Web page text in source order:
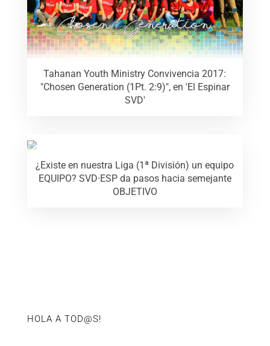
Tahanan Youth Ministry Convivencia 2017:
"Chosen Generation (1Pt. 2:9)", en 'El Espinar
SVD'
¿Existe en nuestra Liga (1ª División) un equipo
EQUIPO? SVD·ESP da pasos hacia semejante
OBJETIVO
HOLA A TOD@S!